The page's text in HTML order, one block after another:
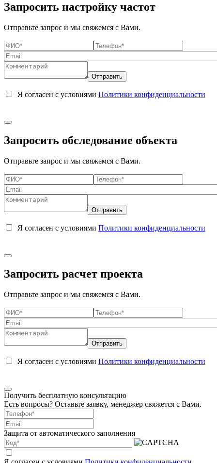
Запросить настройку частот
Отправьте запрос и мы свяжемся с Вами.
Я согласен с условиями Политики конфиденциальности
Запросить обследование объекта
Отправьте запрос и мы свяжемся с Вами.
Я согласен с условиями Политики конфиденциальности
Запросить расчет проекта
Отправьте запрос и мы свяжемся с Вами.
Я согласен с условиями Политики конфиденциальности
Получить бесплатную консультацию
Есть вопросы? Оставьте заявку, менеджер свяжется с Вами.
Защита от автоматического заполнения